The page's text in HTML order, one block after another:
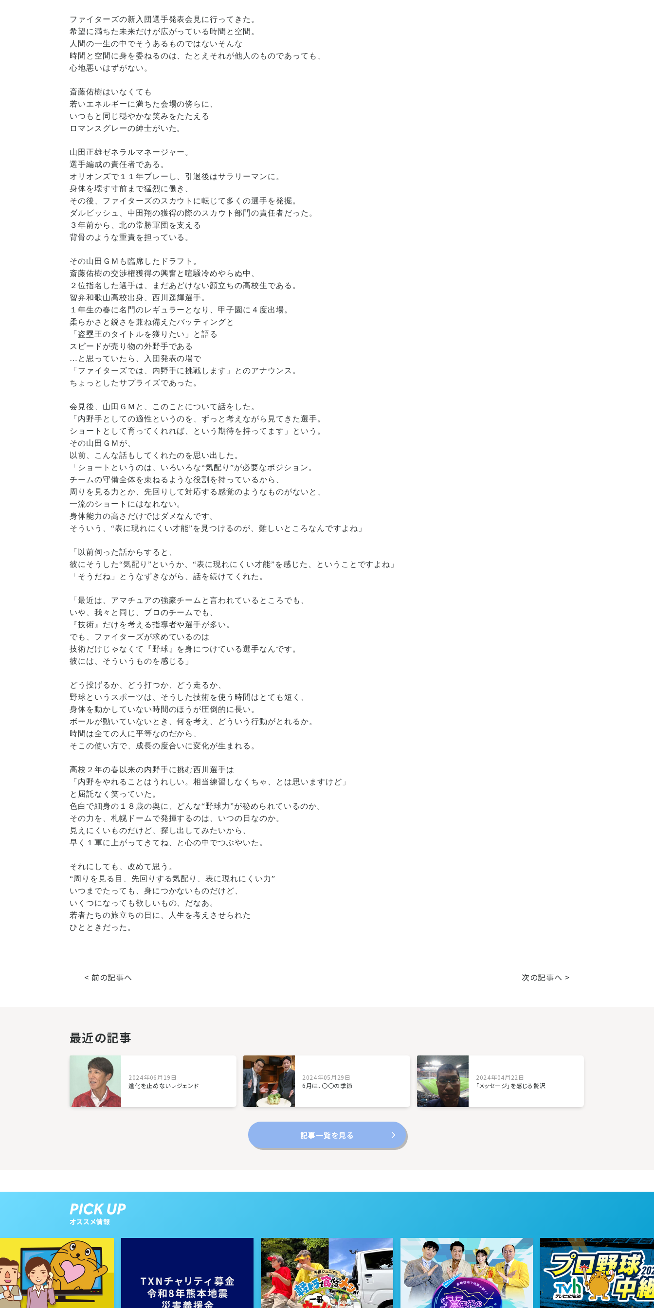
ファイターズの新入団選手発表会見に行ってきた。
希望に満ちた未来だけが広がっている 時間と空間。
人間の一生の中でそうあるものではないそんな
時間と空間に身を委ねるのは、 たとえそれが他人のものであっても、
心地悪いはずがない。
斎藤佑樹はいなくても
若いエネルギーに満ちた会場の傍らに、
いつもと同じ穏やかな笑みをたたえる
ロマンスグレーの紳士がいた。
山田正雄ゼネラルマネージャー。
選手編成の責任者である。
オリオンズで１１年プレーし、引退後はサラリーマンに。
身体を壊す寸前まで猛烈に働き、
その後、ファイターズのスカウトに転じて多くの選手を発掘。
ダルビッシュ、中田翔の獲得の際のスカウト部門の責任者だった。
３年前から、北の常勝軍団を支える
背骨のような重責を担っている。
その山田ＧＭも臨席したドラフト。
斎藤佑樹の交渉権獲得の興奮と喧騒冷めやらぬ中、
２位指名した選手は、まだあどけない顔立ちの高校生である。
智弁和歌山高校出身、西川遥輝選手。
１年生の春に名門のレギュラーとなり、甲子園に４度出場。
柔らかさと鋭さを兼ね備えたバッティングと
「盗塁王のタイトルを獲りたい」と語る
スピードが売り物の外野手である
…と思っていたら、入団発表の場で
「ファイターズでは、内野手に挑戦します」とのアナウンス。
ちょっとしたサプライズであった。
会見後、山田ＧＭと、このことについて話をした。
「内野手としての適性というのを、ずっと考えながら見てきた選手。
ショートとして育ってくれれば、という期待を持ってます」という。
その山田ＧＭが、
以前、こんな話もしてくれたのを思い出した。
「ショートというのは、いろいろな“気配り”が必要なポジション。
チームの守備全体を束ねるような役割を持っているから、
周りを見る力とか、先回りして対応する感覚のようなものがないと、
一流のショートにはなれない。
身体能力の高さだけではダメなんです。
そういう、“表に現れにくい才能”を見つけるのが、難しいところなんですよね」
「以前伺った話からすると、
彼にそうした“気配り”というか、“表に現れにくい才能”を感じた、ということですよね」
「そうだね」とうなずきながら、話を続けてくれた。
「最近は、アマチュアの強豪チームと言われているところでも、
いや、我々と同じ、プロのチームでも、
『技術』だけを考える指導者や選手が多い。
でも、ファイターズが求めているのは
技術だけじゃなくて『野球』を身につけている選手なんです。
彼には、そういうものを感じる」
どう投げるか、どう打つか、どう走るか、
野球というスポーツは、そうした技術を使う時間はとても短く、
身体を動かしていない時間のほうが圧倒的に長い。
ボールが動いていないとき、何を考え、どういう行動がとれるか。
時間は全ての人に平等なのだから、
そこの使い方で、成長の度合いに変化が生まれる。
高校２年の春以来の内野手に挑む西川選手は
「内野をやれることはうれしい。相当練習しなくちゃ、とは思いますけど」
と屈託なく笑っていた。
色白で細身の１８歳の奥に、どんな“野球力”が秘められているのか。
その力を、札幌ドームで発揮するのは、いつの日なのか。
見えにくいものだけど、探し出してみたいから、
早く１軍に上がってきてね、と心の中でつぶやいた。
それにしても、改めて思う。
“周りを見る目、先回りする気配り、表に現れにくい力”
いつまでたっても、身につかないものだけど、
いくつになっても欲しいもの、だなあ。
若者たちの旅立ちの日に、人生を考えさせられた
ひとときだった。
< 前の記事へ 次の記事へ >
最近の記事
2024年06月19日
進化を止めないレジェンド
2024年05月29日
6月は、〇〇の季節
2024年04月22日
「メッセージ」を感じる贅沢
記事一覧を見る
オススメ情報